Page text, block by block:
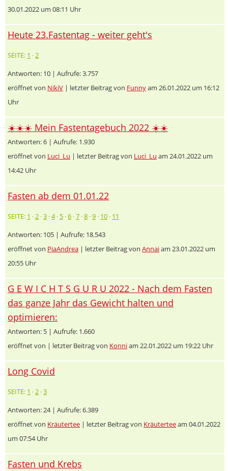
30.01.2022 um 08:11 Uhr
Heute 23.Fastentag - weiter geht's
SEITE: 1 ·2
Antworten: 10 | Aufrufe: 3.757
eröffnet von NikiV | letzter Beitrag von Funnyam 26.01.2022 um 16:12
Uhr
☀️☀️☀️ Mein Fastentagebuch 2022 ☀️☀️
Antworten: 6 | Aufrufe: 1.930
eröffnet von Luci_Lu | letzter Beitrag von Luci_Lu am 24.01.2022 um
14:42 Uhr
Fasten ab dem 01.01.22
SEITE: 1 ·2 ·3 ·4· 5 ·6 ·7 ·8 ·9 · 10 · 11
Antworten: 105 | Aufrufe: 18.543
eröffnet von PiaAndrea | letzter Beitrag von Annaiam 23.01.2022 um
20:55 Uhr
G E W I C H T S G U R U 2022 - Nach dem Fasten
das ganze Jahr das Gewicht halten und
optimieren:
Antworten: 5 | Aufrufe: 1.660
eröffnet von | letzter Beitrag von Konniam 22.01.2022 um 19:22 Uhr
Long Covid
SEITE: 1 ·2 ·3
Antworten: 24 | Aufrufe: 6.389
eröffnet von Kräutertee | letzter Beitrag von Kräuterteeam 04.01.2022
um 07:54 Uhr
Fasten und Krebs